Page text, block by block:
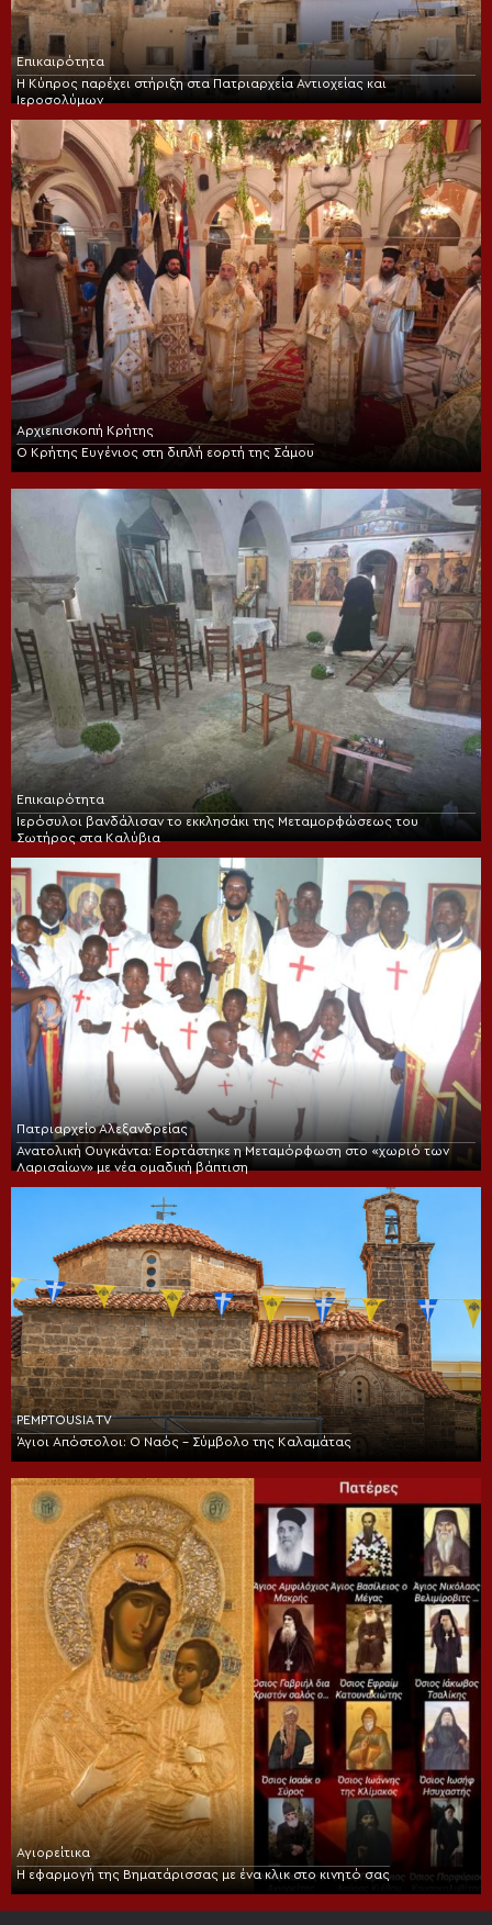
Επικαιρότητα
Η Κύπρος παρέχει στήριξη στα Πατριαρχεία Αντιοχείας και
Ιεροσολύμων
Αρχιεπισκοπή Κρήτης
Ο Κρήτης Ευγένιος στη διπλή εορτή της Σάμου
Επικαιρότητα
Ιερόσυλοι βανδάλισαν το εκκλησάκι της Μεταμορφώσεως του
Σωτήρος στα Καλύβια
Πατριαρχείο Αλεξανδρείας
Ανατολική Ουγκάντα: Εορτάστηκε η Μεταμόρφωση στο «χωριό των
Λαρισαίων» με νέα ομαδική βάπτιση
PEMPTOUSIA TV
Άγιοι Απόστολοι: Ο Ναός – Σύμβολο της Καλαμάτας
Αγιορείτικα
Η εφαρμογή της Βηματάρισσας με ένα κλικ στο κινητό σας